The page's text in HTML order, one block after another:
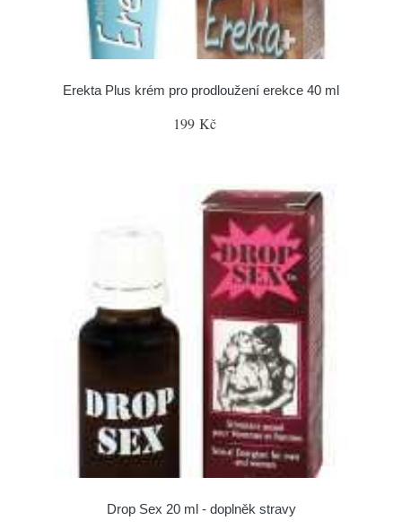
Erekta Plus krém pro prodloužení erekce 40 ml
199 Kč
Drop Sex 20 ml - doplněk stravy